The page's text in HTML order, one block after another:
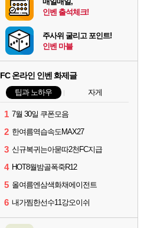
인벤 출석체크!
주사위 굴리고 포인트!
인벤 마블
FC 온라인 인벤 화제글
팁과 노하우 자게
1 7월 30일 쿠폰모음
2 한여름역습속도MAX27
3 신규복귀는아묻따2천FC지급
4 HOT8월밤골폭죽R12
5 올여름엔삼색화채에이전트
6 내가찜한선수11강오이쉬